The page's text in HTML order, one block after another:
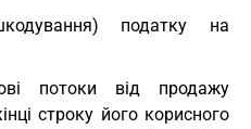
податку на
потоки від продажу
строку його корисного